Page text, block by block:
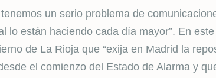
un serio problema de
lo están haciendo cada día mayor”. En este
de La Rioja que “exija en Madrid la
el comienzo del Estado de Alarma y